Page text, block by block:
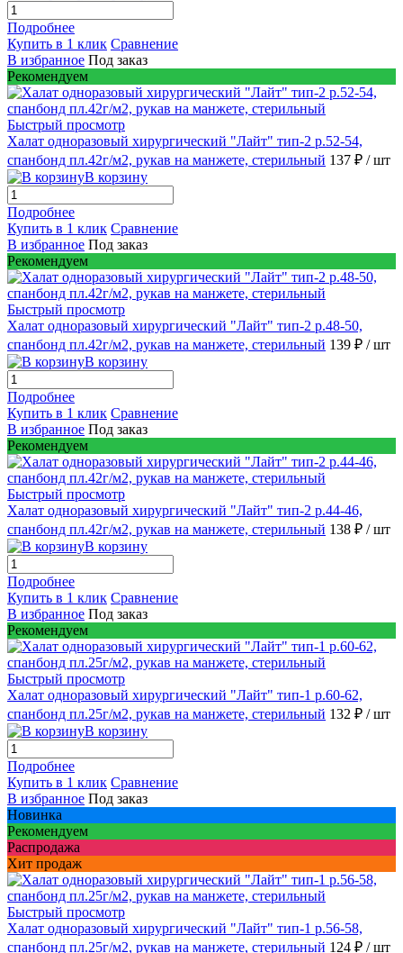
Подробнее
Купить в 1 клик Сравнение
В избранное Под заказ
Рекомендуем
Быстрый просмотр
Халат одноразовый хирургический "Лайт" тип-2 р.52-54,
спанбонд пл.42г/м2, рукав на манжете, стерильный 137 ₽ / шт
В корзину
Подробнее
Купить в 1 клик Сравнение
В избранное Под заказ
Рекомендуем
Быстрый просмотр
Халат одноразовый хирургический "Лайт" тип-2 р.48-50,
спанбонд пл.42г/м2, рукав на манжете, стерильный 139 ₽ / шт
В корзину
Подробнее
Купить в 1 клик Сравнение
В избранное Под заказ
Рекомендуем
Быстрый просмотр
Халат одноразовый хирургический "Лайт" тип-2 р.44-46,
спанбонд пл.42г/м2, рукав на манжете, стерильный 138 ₽ / шт
В корзину
Подробнее
Купить в 1 клик Сравнение
В избранное Под заказ
Рекомендуем
Быстрый просмотр
Халат одноразовый хирургический "Лайт" тип-1 р.60-62,
спанбонд пл.25г/м2, рукав на манжете, стерильный 132 ₽ / шт
В корзину
Подробнее
Купить в 1 клик Сравнение
В избранное Под заказ
Новинка
Рекомендуем
Распродажа
Хит продаж
Быстрый просмотр
Халат одноразовый хирургический "Лайт" тип-1 р.56-58,
спанбонд пл.25г/м2, рукав на манжете, стерильный 124 ₽ / шт